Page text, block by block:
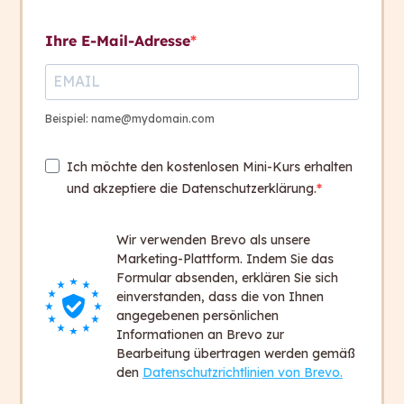
Direkte Anrede
Dialogform
und Anrede
Patientenverfügung
Übungsbeispiel AGB 3
Checkliste für
geschlechtergerechte
1
Kontakt
+ 43 316 393 449
Headquarter
Heinrichstraße 145
Newsletter
Bleiben Sie auf dem Laufenden!
Zum Newsletter anmelden
Ihre E-Mail-Adresse
Beispiel: name@mydomain.com
Ich möchte den kostenlosen Mini-Kurs erhalten
und akzeptiere die Datenschutzerklärung.
Wir verwenden Brevo als unsere
Marketing-Plattform. Indem Sie das
Formular absenden, erklären Sie sich
einverstanden, dass die von Ihnen
angegebenen persönlichen
Informationen an Brevo zur
Bearbeitung übertragen werden gemäß
den Datenschutzrichtlinien von Brevo.